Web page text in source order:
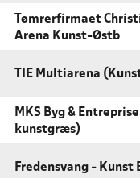
Tømrerfirmaet
Arena Kunst-Østb
TIE Multiarena
MKS Byg &
kunstgræs)
Fredensvang - Kunst